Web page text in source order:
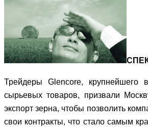
Трейдеры Glencore, крупнейшего
сырьевых товаров, призвали
экспорт зерна, чтобы позволить
свои контракты, что стало самым